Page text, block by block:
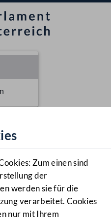
Zum einen sind
der
werden sie für die
verarbeitet. Cookies
nur mit Ihrem